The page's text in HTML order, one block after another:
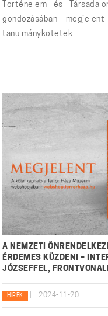
Történelem és
gondozásában
tanulmánykötetek.
A NEMZETI
ÉRDEMES KÜZDENI –
JÓZSEFFEL,
HÍREK 2024-11-20